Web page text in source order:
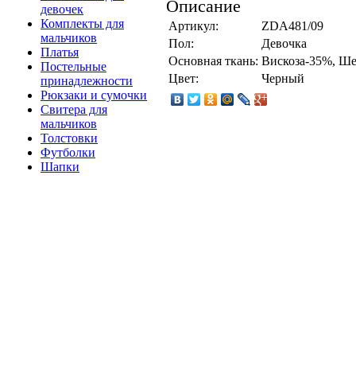
девочек
Комплекты для
мальчиков
Платья
Постельные
принадлежности
Рюкзаки и сумочки
Свитера для
мальчиков
Толстовки
Футболки
Шапки
Описание
Артикул:
ZDA481/09
Пол:
Девочка
Основная ткань: Вискоза-35%,
Цвет:
Черный